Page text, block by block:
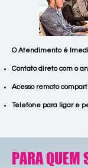
O Atendimento é
Contato direto com o
Acesso remoto
Telefone para ligar e
PARA QUEM